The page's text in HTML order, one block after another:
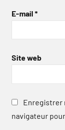
E-mail *
Site web
Enregistrer
navigateur